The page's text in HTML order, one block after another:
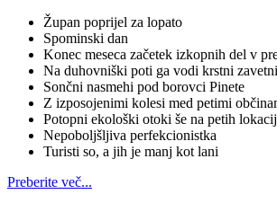
Župan poprijel za lopato
Spominski dan
Konec meseca začetek izkopnih del v
Na duhovniški poti ga vodi krstni
Sončni nasmehi pod borovci Pinete
Z izposojenimi kolesi med petimi
Potopni ekološki otoki še na petih
Nepoboljšljiva perfekcionistka
Turisti so, a jih je manj kot lani
Preberite več...